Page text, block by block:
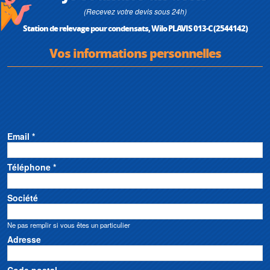
(Recevez votre devis sous 24h)
Station de relevage pour condensats, Wilo PLAVIS 013-C (2544142)
Vos informations personnelles
Email *
Téléphone *
Société
Ne pas remplir si vous êtes un particulier
Adresse